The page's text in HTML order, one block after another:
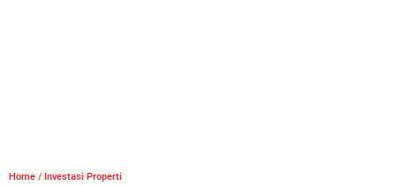
Home / Investasi Properti